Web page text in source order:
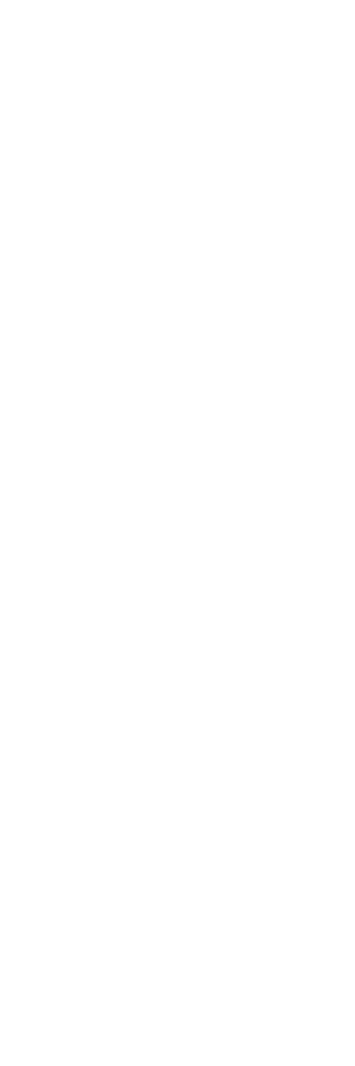
✓ Identifier ses mécanismes de filtrage :
✓ Développer sa flexibilité mentale,
✓ Mieux se connaitre pour anticiper les
Maintenir ou rétablir son équilibre
✓ La communication au service de la relation :
✓ Repérer les signaux du stress chez soi / chez
✓ Conjuguer mieux-être et efficacité en
Cette formation est axée sur l’échange de
Des séquences de